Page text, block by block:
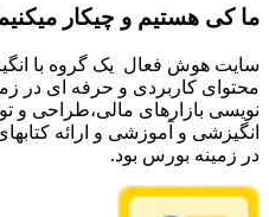
ما کی هستیم و چیکار
سایت هوش فعال یک گروه با
محتوای کاربردی و حرفه ای در
نویسی بازارهای مالی،طراحی و
انگیزشی و آموزشی و ارائه
در زمینه بورس بود.